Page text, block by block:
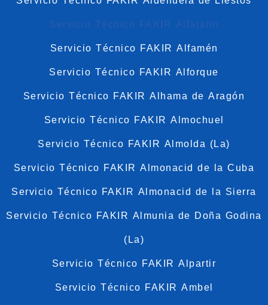
Servicio Técnico FAKIR Alfajarín
Servicio Técnico FAKIR Alfamén
Servicio Técnico FAKIR Alforque
Servicio Técnico FAKIR Alhama de Aragón
Servicio Técnico FAKIR Almochuel
Servicio Técnico FAKIR Almolda (La)
Servicio Técnico FAKIR Almonacid de la Cuba
Servicio Técnico FAKIR Almonacid de la Sierra
Servicio Técnico FAKIR Almunia de Doña Godina
(La)
Servicio Técnico FAKIR Alpartir
Servicio Técnico FAKIR Ambel